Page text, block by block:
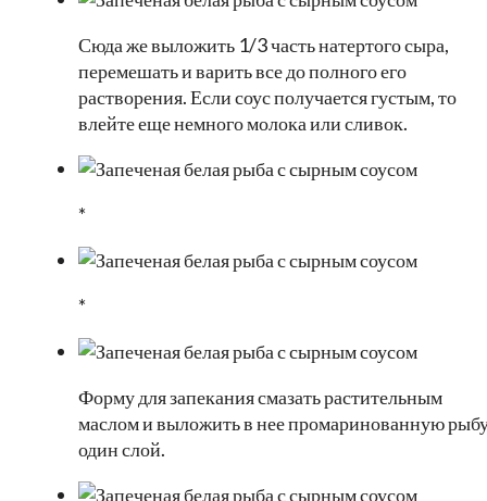
Сюда же выложить 1/3 часть натертого сыра,
перемешать и варить все до полного его
растворения. Если соус получается густым, то
влейте еще немного молока или сливок.
*
*
Форму для запекания смазать растительным
маслом и выложить в нее промаринованную
один слой.